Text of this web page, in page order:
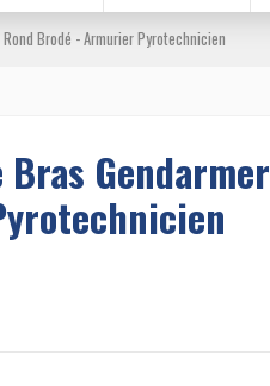
Brodé - Armurier Pyrotechnicien
Bras